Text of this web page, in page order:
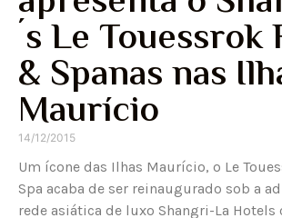
´s Le Touessrok
& Spanas nas
Maurício
14/12/2015
Um ícone das Ilhas Maurício, o Le
Spa acaba de ser reinaugurado sob a
rede asiática de luxo Shangri-La Hotels